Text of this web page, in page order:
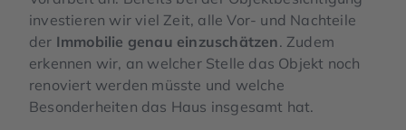
investieren wir viel Zeit, alle Vor- und Nachteile
der Immobilie genau einzuschätzen. Zudem
erkennen wir, an welcher Stelle das Objekt noch
renoviert werden müsste und welche
Besonderheiten das Haus insgesamt hat.